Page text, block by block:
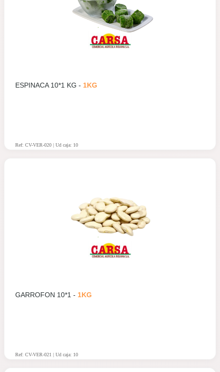
ESPINACA 10*1 KG - 1KG
Ref: CV-VER-020 | Ud caja: 10
GARROFON 10*1 - 1KG
Ref: CV-VER-021 | Ud caja: 10